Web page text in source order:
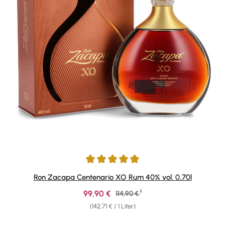
Durchschnittliche Bewertung von 4.95 von 5 Sternen
Ron Zacapa Centenario XO Rum 40% vol. 0,70l
(142,71 € / 1 Liter)
Verkaufspreis:
99,90 € Regulärer Preis:
114,90 € 1